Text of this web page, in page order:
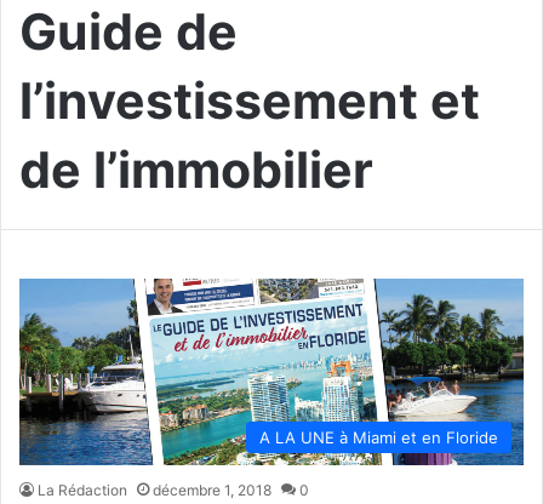
Guide de
l’investissement et
de l’immobilier
A LA UNE à Miami et en Floride
La Rédaction décembre 1, 2018 0